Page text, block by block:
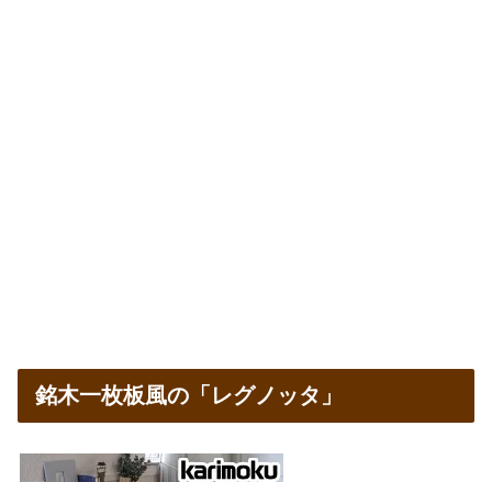
銘木一枚板風の「レグノッタ」